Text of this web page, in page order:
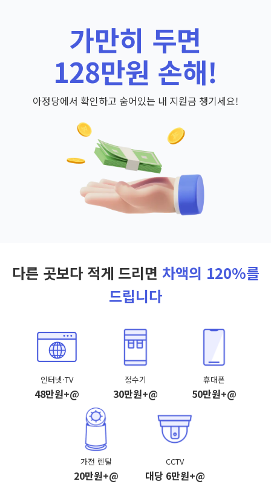
가만히 두면
128만원 손해!
아정당에서 확인하고 숨어있는 내 지원금 챙기세요!
다른 곳보다 적게 드리면 차액의 120%를
드립니다
인터넷·TV
48만원+@
정수기
30만원+@
휴대폰
50만원+@
가전 렌탈
20만원+@
CCTV
대당 6만원+@